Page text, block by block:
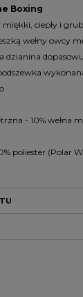
Boxing
miękki, ciepły i
wełny owcy
dzianina
- 10% wełna
poliester (Polar